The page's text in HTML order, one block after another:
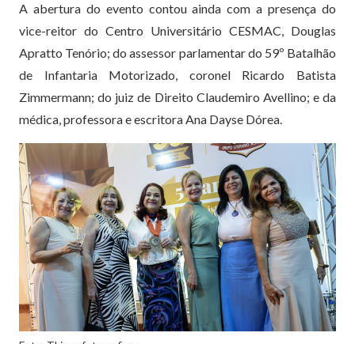
A abertura do evento contou ainda com a presença do
vice-reitor do Centro Universitário CESMAC, Douglas
Apratto Tenório; do assessor parlamentar do 59º Batalhão
de Infantaria Motorizado, coronel Ricardo Batista
Zimmermann; do juiz de Direito Claudemiro Avellino; e da
médica, professora e escritora Ana Dayse Dórea.